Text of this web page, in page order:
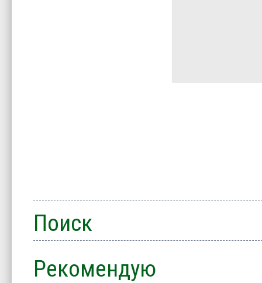
Поиск
Рекомендую